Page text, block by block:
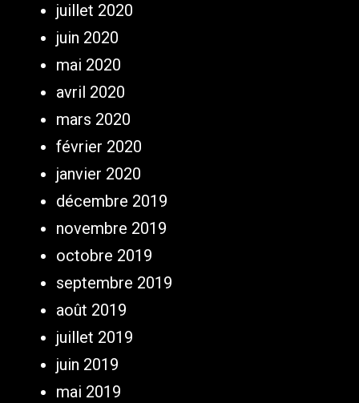
juillet 2020
juin 2020
mai 2020
avril 2020
mars 2020
février 2020
janvier 2020
décembre 2019
novembre 2019
octobre 2019
septembre 2019
août 2019
juillet 2019
juin 2019
mai 2019